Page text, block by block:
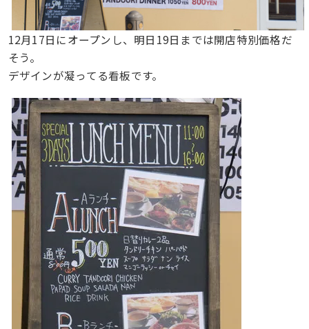
12月17日にオープンし、明日19日までは開店特別価格だ
そう。
デザインが凝ってる看板です。